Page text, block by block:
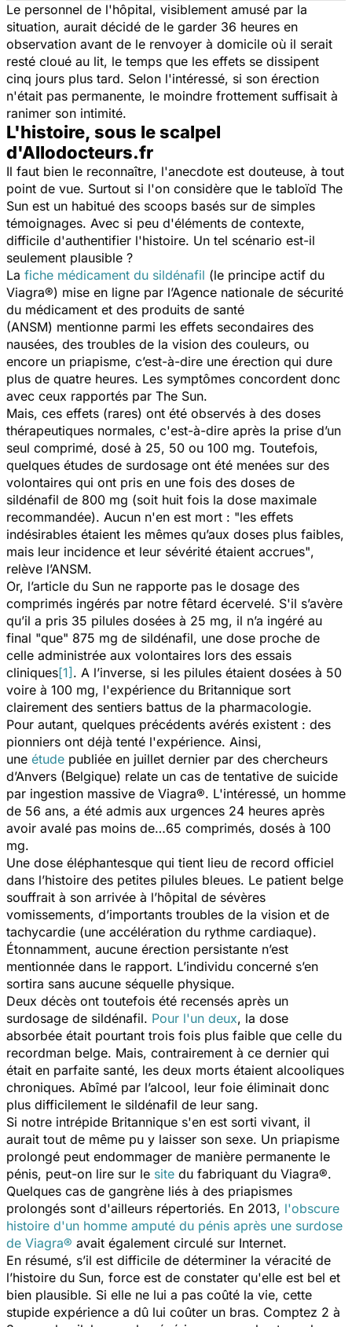
Le personnel de l'hôpital, visiblement amusé par la
situation, aurait décidé de le garder 36 heures en
observation avant de le renvoyer à domicile où il serait
resté cloué au lit, le temps que les effets se dissipent
cinq jours plus tard. Selon l'intéressé, si son érection
n'était pas permanente, le moindre frottement suffisait à
ranimer son intimité.
L'histoire, sous le scalpel
d'Allodocteurs.fr
Il faut bien le reconnaître, l'anecdote est douteuse, à tout
point de vue. Surtout si l'on considère que le tabloïd The
Sun est un habitué des scoops basés sur de simples
témoignages. Avec si peu d'éléments de contexte,
difficile d'authentifier l'histoire. Un tel scénario est-il
seulement plausible ?
La fiche médicament du sildénafil (le principe actif du
Viagra®) mise en ligne par l’Agence nationale de sécurité
du médicament et des produits de santé
(ANSM) mentionne parmi les effets secondaires des
nausées, des troubles de la vision des couleurs, ou
encore un priapisme, c’est-à-dire une érection qui dure
plus de quatre heures. Les symptômes concordent donc
avec ceux rapportés par The Sun.
Mais, ces effets (rares) ont été observés à des doses
thérapeutiques normales, c'est-à-dire après la prise d’un
seul comprimé, dosé à 25, 50 ou 100 mg. Toutefois,
quelques études de surdosage ont été menées sur des
volontaires qui ont pris en une fois des doses de
sildénafil de 800 mg (soit huit fois la dose maximale
recommandée). Aucun n'en est mort : "les effets
indésirables étaient les mêmes qu’aux doses plus faibles,
mais leur incidence et leur sévérité étaient accrues",
relève l’ANSM.
Or, l’article du Sun ne rapporte pas le dosage des
comprimés ingérés par notre fêtard écervelé. S'il s’avère
qu’il a pris 35 pilules dosées à 25 mg, il n’a ingéré au
final "que" 875 mg de sildénafil, une dose proche de
celle administrée aux volontaires lors des essais
cliniques[1]. A l’inverse, si les pilules étaient dosées à 50
voire à 100 mg, l'expérience du Britannique sort
clairement des sentiers battus de la pharmacologie.
Pour autant, quelques précédents avérés existent : des
pionniers ont déjà tenté l'expérience. Ainsi,
une étude publiée en juillet dernier par des chercheurs
d’Anvers (Belgique) relate un cas de tentative de suicide
par ingestion massive de Viagra®. L'intéressé, un homme
de 56 ans, a été admis aux urgences 24 heures après
avoir avalé pas moins de…65 comprimés, dosés à 100
mg.
Une dose éléphantesque qui tient lieu de record officiel
dans l’histoire des petites pilules bleues. Le patient belge
souffrait à son arrivée à l’hôpital de sévères
vomissements, d’importants troubles de la vision et de
tachycardie (une accélération du rythme cardiaque).
Étonnamment, aucune érection persistante n’est
mentionnée dans le rapport. L’individu concerné s’en
sortira sans aucune séquelle physique.
Deux décès ont toutefois été recensés après un
surdosage de sildénafil. Pour l'un deux, la dose
absorbée était pourtant trois fois plus faible que celle du
recordman belge. Mais, contrairement à ce dernier qui
était en parfaite santé, les deux morts étaient alcooliques
chroniques. Abîmé par l’alcool, leur foie éliminait donc
plus difficilement le sildénafil de leur sang.
Si notre intrépide Britannique s'en est sorti vivant, il
aurait tout de même pu y laisser son sexe. Un priapisme
prolongé peut endommager de manière permanente le
pénis, peut-on lire sur le site du fabriquant du Viagra®.
Quelques cas de gangrène liés à des priapismes
prolongés sont d'ailleurs répertoriés. En 2013, l'obscure
histoire d'un homme amputé du pénis après une surdose
de Viagra® avait également circulé sur Internet.
En résumé, s’il est difficile de déterminer la véracité de
l’histoire du Sun, force est de constater qu'elle est bel et
bien plausible. Si elle ne lui a pas coûté la vie, cette
stupide expérience a dû lui coûter un bras. Comptez 2 à